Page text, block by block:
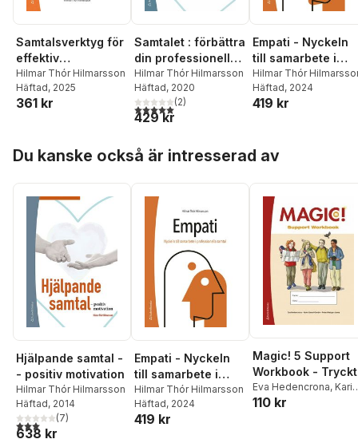
Samtalsverktyg för
effektiv
professionell
kommunikation
Hilmar Thór Hilmarsson
Häftad, 2025
361 kr
Samtalet : förbättra
din professionella
kommunikation
genom empati
Hilmar Thór Hilmarsson
Häftad, 2020
5,0utav 5 stjärnor. Totalt antal röster:
(2)
429 kr
Empati - Nyckeln
till samarbete i
professionella
samtal
Hilmar Thór
Häftad, 2024
419 kr
Du kanske också är intresserad av
Hjälpande samtal -
- positiv motivation
Hilmar Thór Hilmarsson
Häftad, 2014
3,0utav 5 stjärnor. Totalt antal röster:
(7)
638 kr
Empati - Nyckeln
till samarbete i
professionella
samtal
Hilmar Thór Hilmarsson
Häftad, 2024
419 kr
Magic! 5 Support
Workbook - Tryckt
Eva Hedencrona, Karin
Smed-Gerdin
110 kr